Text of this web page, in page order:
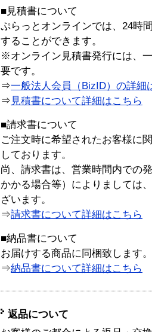
■見積書について
ぷらっとオンラインでは、24時
することができます。
※オンライン見積書発行には、
要です。
⇒一般法人会員（BizID）の詳細
⇒ 見積書について詳細はこちら
■請求書について
ご注文時に希望されたお客様に
しております。
尚、請求書は、営業時間内での
かかる場合等）によりましては
ざいます。
⇒請求書について詳細はこちら
■納品書について
お届けする商品に同梱致します。
⇒納品書について詳細はこちら
返品について